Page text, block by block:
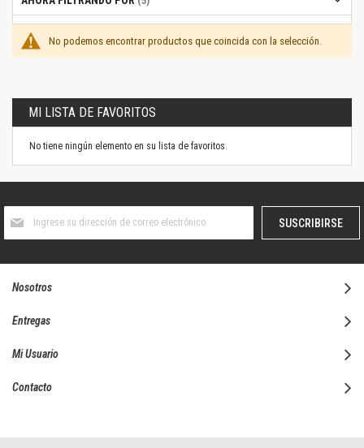
No podemos encontrar productos que coincida con la selección.
MI LISTA DE FAVORITOS
No tiene ningún elemento en su lista de favoritos.
boletín
SUSCRIBIRSE
Nosotros
Entregas
Mi Usuario
Contacto